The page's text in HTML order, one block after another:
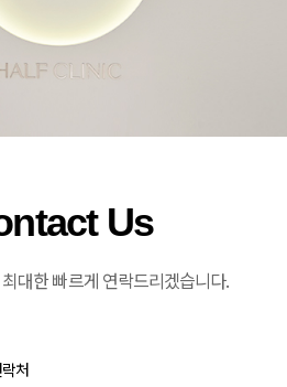
Us
대한 빠르게 연락드리겠습니다.
처